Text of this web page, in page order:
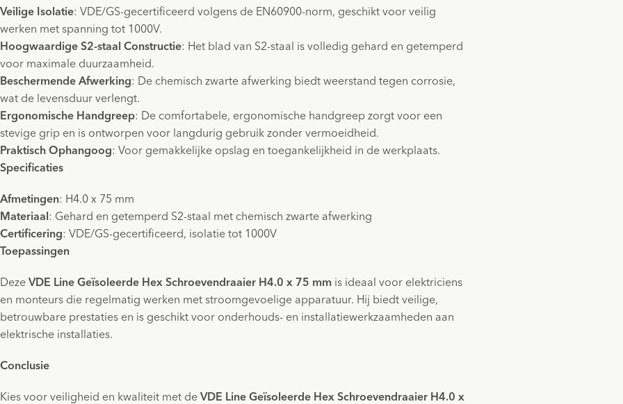
Veilige Isolatie: VDE/GS-gecertificeerd volgens de EN60900-norm, geschikt voor veilig
werken met spanning tot 1000V.
Hoogwaardige S2-staal Constructie: Het blad van S2-staal is volledig gehard en getemperd
voor maximale duurzaamheid.
Beschermende Afwerking: De chemisch zwarte afwerking biedt weerstand tegen corrosie,
wat de levensduur verlengt.
Ergonomische Handgreep: De comfortabele, ergonomische handgreep zorgt voor een
stevige grip en is ontworpen voor langdurig gebruik zonder vermoeidheid.
Praktisch Ophangoog: Voor gemakkelijke opslag en toegankelijkheid in de werkplaats.
Specificaties
Afmetingen: H4.0 x 75 mm
Materiaal: Gehard en getemperd S2-staal met chemisch zwarte afwerking
Certificering: VDE/GS-gecertificeerd, isolatie tot 1000V
Toepassingen
Deze VDE Line Geïsoleerde Hex Schroevendraaier H4.0 x 75 mm is ideaal voor elektriciens
en monteurs die regelmatig werken met stroomgevoelige apparatuur. Hij biedt veilige,
betrouwbare prestaties en is geschikt voor onderhouds- en installatiewerkzaamheden aan
elektrische installaties.
Conclusie
Kies voor veiligheid en kwaliteit met de VDE Line Geïsoleerde Hex Schroevendraaier H4.0 x